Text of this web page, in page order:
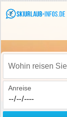
Wohin reisen Sie?
Anreise